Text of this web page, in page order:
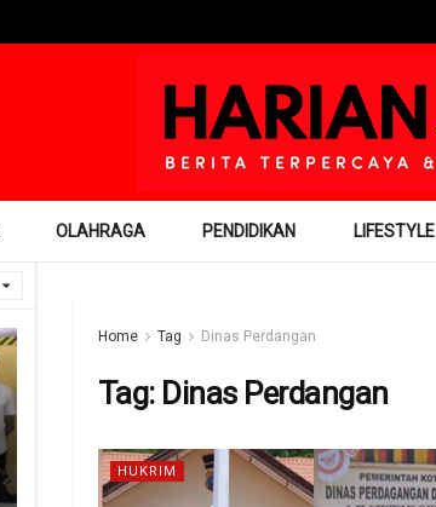
OLAHRAGA PENDIDIKAN LIFESTYLE
Home Tag Dinas Perdangan
Tag: Dinas Perdangan
HUKRIM